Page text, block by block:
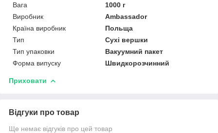
Вага
1000 г
Виробник
Ambassador
Країна виробник
Польща
Тип
Сухі вершки
Тип упаковки
Вакуумний пакет
Форма випуску
Швидкорозчинний
Приховати
Відгуки про товар
Ще немає відгуків про цей товар